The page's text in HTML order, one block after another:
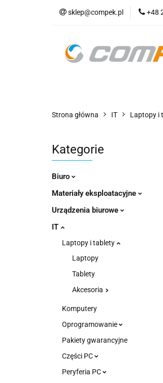
sklep@compek.pl +48
Strona główna IT Laptopy i
Kategorie
Biuro
Materiały eksploatacyjne
Urządzenia biurowe
IT
Laptopy i tablety
Laptopy
Tablety
Akcesoria
Komputery
Oprogramowanie
Pakiety gwarancyjne
Części PC
Peryferia PC